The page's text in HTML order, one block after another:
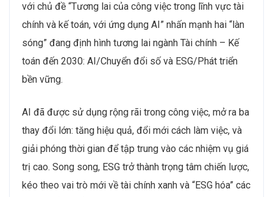
với chủ đề “Tương lai của công việc trong lĩnh vực tài
chính và kế toán, với ứng dụng AI” nhấn mạnh hai “làn
sóng” đang định hình tương lai ngành Tài chính – Kế
toán đến 2030: AI/Chuyển đổi số và ESG/Phát triển
bền vững.
AI đã được sử dụng rộng rãi trong công việc, mở ra ba
thay đổi lớn: tăng hiệu quả, đổi mới cách làm việc, và
giải phóng thời gian để tập trung vào các nhiệm vụ giá
trị cao. Song song, ESG trở thành trọng tâm chiến lược,
kéo theo vai trò mới về tài chính xanh và “ESG hóa” các